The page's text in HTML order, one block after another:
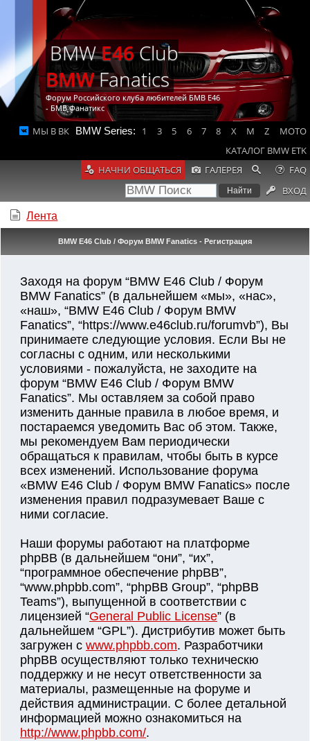
BMWE46Club
BMWFanatics
Форум Российского клуба любителей БМВ Е46
- БМВ Фанатикс
МЫ В ВК BMW Series: 1 3 5 6 7 8 X M Z
MOTO
КАТАЛОГ BMW ETK
НАЧНИ ОБЩАТЬСЯ
ГАЛЕРЕЯ
FAQ
ВХОД
Лента
BMW E46 Club / Форум BMW Fanatics - Регистрация
Заходя на форум “BMW E46 Club / Форум
BMW Fanatics” (в дальнейшем «мы», «нас»,
«наш», “BMW E46 Club / Форум BMW
Fanatics”, “https://www.e46club.ru/forumvb”), Вы
принимаете следующие условия. Если Вы не
согласны с одним, или несколькими
условиями - пожалуйста, не заходите на
форум “BMW E46 Club / Форум BMW
Fanatics”. Мы оставляем за собой право
изменить данные правила в любое время, и
постараемся уведомить Вас об этом. Также,
мы рекомендуем Вам периодически
обращаться к правилам, чтобы быть в курсе
всех изменений. Использование форума
«BMW E46 Club / Форум BMW Fanatics» после
изменения правил подразумевает Ваше с
ними согласие.
Наши форумы работают на платформе
phpBB (в дальнейшем “они”, “их”,
“программное обеспечение phpBB”,
“www.phpbb.com”, “phpBB Group”, “phpBB
Teams”), выпущенной в соответствии с
лицензией “General Public License” (в
дальнейшем “GPL”). Дистрибутив может быть
загружен с www.phpbb.com. Разработчики
phpBB осуществляют только техническю
поддержку и не несут ответственности за
материалы, размещенные на форуме и
действия администрации. С более детальной
информацией можно ознакомиться на
http://www.phpbb.com/.